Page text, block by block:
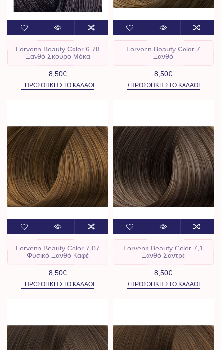
Lorvenn Beauty Color 6.78
Ξανθό Σκούρο Μόκα
8,50€
+ΠΡΟΣΘΉΚΗ ΣΤΟ ΚΑΛΆΘΙ
Lorvenn Beauty Color 7
Ξανθό
8,50€
+ΠΡΟΣΘΉΚΗ ΣΤΟ ΚΑΛΆΘΙ
Lorvenn Beauty Color 7,07
Φυσικό Ξανθό Καφέ
8,50€
+ΠΡΟΣΘΉΚΗ ΣΤΟ ΚΑΛΆΘΙ
Lorvenn Beauty Color 7,1
Ξανθό Σαντρέ
8,50€
+ΠΡΟΣΘΉΚΗ ΣΤΟ ΚΑΛΆΘΙ